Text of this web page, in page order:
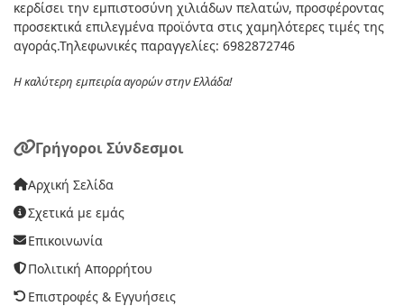
κερδίσει την εμπιστοσύνη χιλιάδων πελατών, προσφέροντας
προσεκτικά επιλεγμένα προϊόντα στις χαμηλότερες τιμές της
αγοράς.Τηλεφωνικές παραγγελίες: 6982872746
Η καλύτερη εμπειρία αγορών στην Ελλάδα!
Γρήγοροι Σύνδεσμοι
Αρχική Σελίδα
Σχετικά με εμάς
Επικοινωνία
Πολιτική Απορρήτου
Επιστροφές & Εγγυήσεις